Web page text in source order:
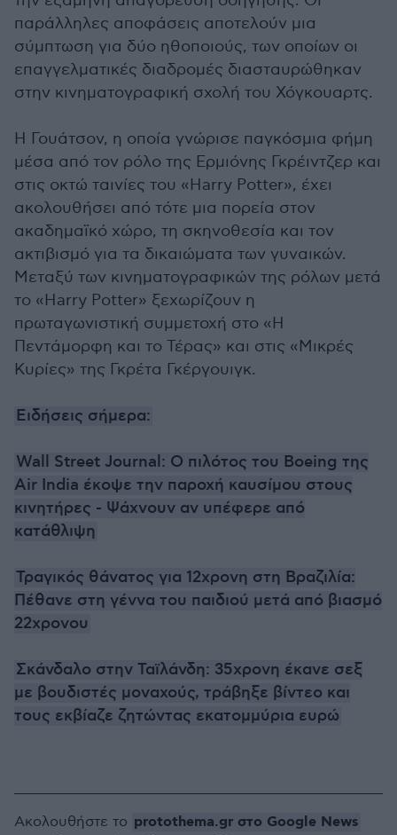
παράλληλες αποφάσεις αποτελούν μια
σύμπτωση για δύο ηθοποιούς, των οποίων οι
επαγγελματικές διαδρομές διασταυρώθηκαν
στην κινηματογραφική σχολή του Χόγκουαρτς.
Η Γουάτσον, η οποία γνώρισε παγκόσμια φήμη
μέσα από τον ρόλο της Ερμιόνης Γκρέιντζερ και
στις οκτώ ταινίες του «Harry Potter», έχει
ακολουθήσει από τότε μια πορεία στον
ακαδημαϊκό χώρο, τη σκηνοθεσία και τον
ακτιβισμό για τα δικαιώματα των γυναικών.
Μεταξύ των κινηματογραφικών της ρόλων μετά
το «Harry Potter» ξεχωρίζουν η
πρωταγωνιστική συμμετοχή στο «Η
Πεντάμορφη και το Τέρας» και στις «Μικρές
Κυρίες» της Γκρέτα Γκέργουιγκ.
Ειδήσεις σήμερα:
Wall Street Journal: Ο πιλότος του Boeing της
Air India έκοψε την παροχή καυσίμου στους
κινητήρες - Ψάχνουν αν υπέφερε από
κατάθλιψη
Τραγικός θάνατος για 12χρονη στη Βραζιλία:
Πέθανε στη γέννα του παιδιού μετά από βιασμό
22χρονου
Σκάνδαλο στην Ταϊλάνδη: 35χρονη έκανε σεξ
με βουδιστές μοναχούς, τράβηξε βίντεο και
τους εκβίαζε ζητώντας εκατομμύρια ευρώ
Ακολουθήστε το protothema.gr στο Google News